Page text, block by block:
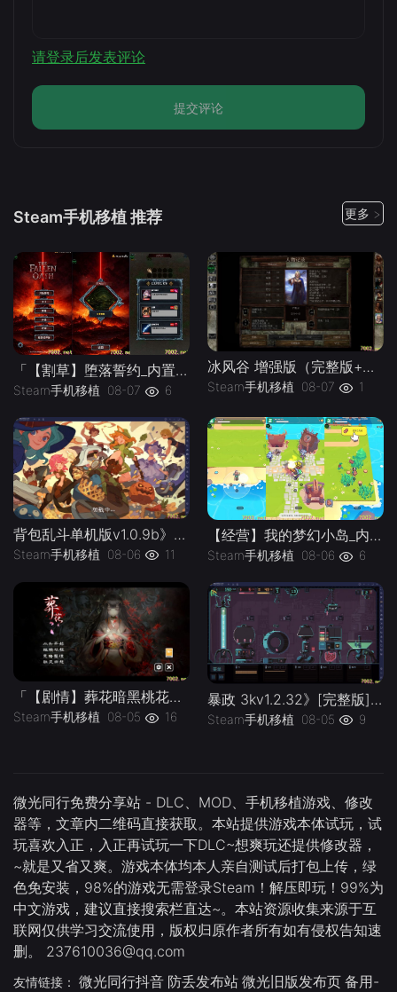
请登录后发表评论
提交评论
Steam手机移植 推荐 更多 >
「【割草】堕落誓约_内置作弊菜单」-手机移植版下载-.均亲测可玩
Steam手机移植 08-07 6
冰风谷 增强版（完整版+菜单版）Steam移植 特别好评的龙与地下城规则奇幻角色扮演游戏！
Steam手机移植 08-07 1
背包乱斗单机版v1.0.9b》[完整版]Steam移植
Steam手机移植 08-06 11
【经营】我的梦幻小岛_内置作弊菜单」-手机移植版下载-.均亲测可玩
Steam手机移植 08-06 6
「【剧情】葬花暗黑桃花源v2.3_解锁完整版」-手机移植版下载-.均亲测可玩
Steam手机移植 08-05 16
暴政 3kv1.2.32》[完整版]Steam移植
Steam手机移植 08-05 9
微光同行免费分享站 - DLC、MOD、手机移植游戏、修改
器等，文章内二维码直接获取。本站提供游戏本体试玩，试
玩喜欢入正，入正再试玩一下DLC~想爽玩还提供修改器，
~就是又省又爽。游戏本体均本人亲自测试后打包上传，绿
色免安装，98%的游戏无需登录Steam！解压即玩！99%为
中文游戏，建议直接搜索栏直达~。本站资源收集来源于互
联网仅供学习交流使用，版权归原作者所有如有侵权告知速
删。 237610036@qq.com
友情链接： 微光同行抖音 防丢发布站 微光旧版发布页 备用-